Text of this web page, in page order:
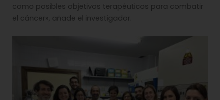
como posibles objetivos terapéuticos para combatir
el cáncer», añade el investigador.